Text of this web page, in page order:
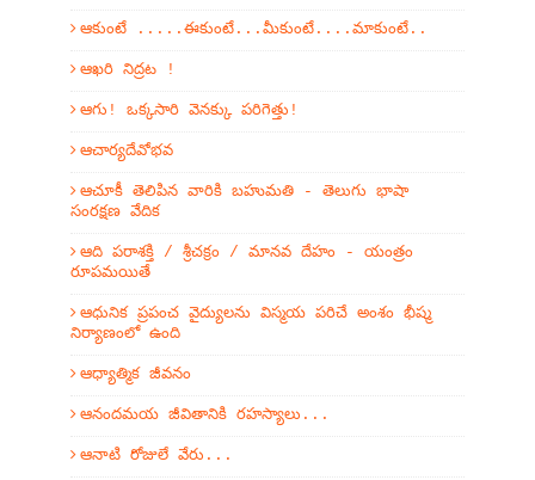
ఆకుంటే .....ఈకుంటే...మీకుంటే....మాకుంటే..
ఆఖరి నిద్రట !
ఆగు! ఒక్కసారి వెనక్కు పరిగెత్తు!
ఆచార్యదేవోభవ
ఆచూకీ తెలిపిన వారికి బహుమతి - తెలుగు భాషా
సంరక్షణ వేదిక
ఆది పరాశక్తి / శ్రీచక్రం / మానవ దేహం - యంత్రం
రూపమయితే
ఆధునిక ప్రపంచ వైద్యులను విస్మయ పరిచే అంశం భీష్మ
నిర్యాణంలో ఉంది
ఆధ్యాత్మిక జీవనం
ఆనందమయ జీవితానికి రహస్యాలు...
ఆనాటి రోజులే వేరు...